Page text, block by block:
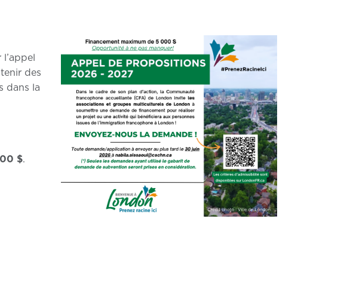
des
dans la
$.